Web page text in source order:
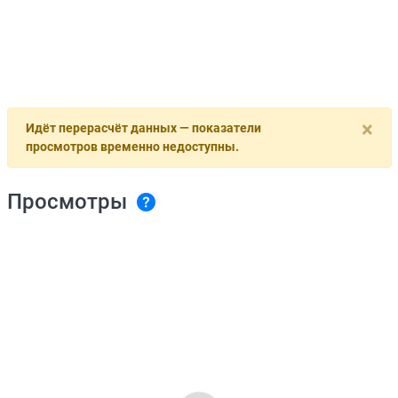
×
Идёт перерасчёт данных — показатели
просмотров временно недоступны.
Просмотры